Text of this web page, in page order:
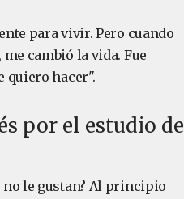
para vivir. Pero cuando
cambió la vida. Fue
quiero hacer".
por el estudio de
no le gustan? Al principio